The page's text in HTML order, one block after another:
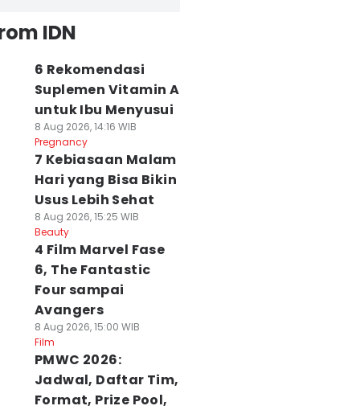
IDN
6 Rekomendasi
Suplemen Vitamin A
untuk Ibu Menyusui
8 Aug 2026, 14:16 WIB
Pregnancy
7 Kebiasaan Malam
Hari yang Bisa Bikin
Usus Lebih Sehat
8 Aug 2026, 15:25 WIB
Beauty
4 Film Marvel Fase
6, The Fantastic
Four sampai
Avangers
8 Aug 2026, 15:00 WIB
Film
PMWC 2026:
Jadwal, Daftar Tim,
Format, Prize Pool,